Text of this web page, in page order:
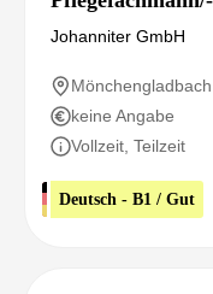
Johanniter GmbH
Mönchengladbach
keine Angabe
Vollzeit, Teilzeit
Deutsch - B1 / Gut